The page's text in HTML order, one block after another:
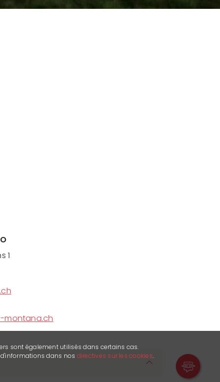
1
montana.ch
sont également utilisés dans certains cas.
dans nos directives sur les cookies.